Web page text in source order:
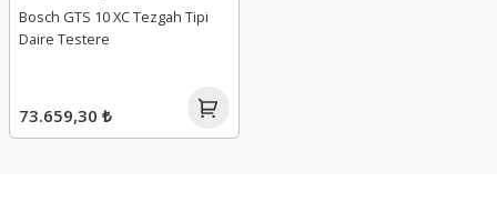
Bosch GTS 10 XC Tezgah Tipi
Daire Testere
73.659,30 ₺